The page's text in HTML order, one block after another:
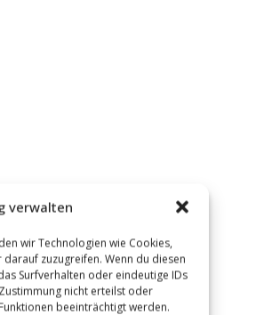
verwalten
wir Technologien wie Cookies,
zuzugreifen. Wenn du diesen
Surfverhalten oder eindeutige IDs
nicht erteilst oder
beeinträchtigt werden.